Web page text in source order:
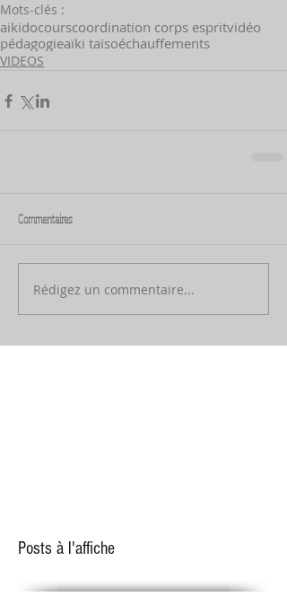
Mots-clés :
aikidocourscoordination corps espritvidéo
pédagogieaïki taïsoéchauffements
VIDEOS
Commentaires
Rédigez un commentaire...
Posts à l'affiche